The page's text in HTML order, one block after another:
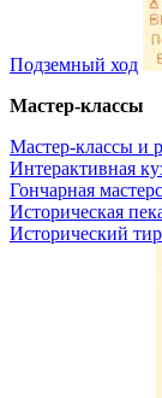
Подземный ход
Мастер-классы
Мастер-классы и
Интерактивная
Гончарная
Историческая
Исторический тир